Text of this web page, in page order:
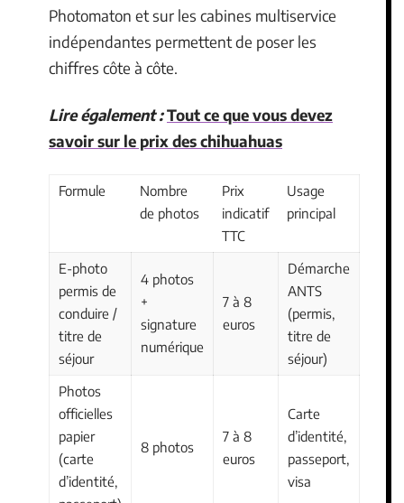
Photomaton et sur les cabines multiservice
indépendantes permettent de poser les
chiffres côte à côte.
Lire également :Tout ce que vous devez
savoir sur le prix des chihuahuas
Formule
Nombre
de photos
Prix
indicatif
TTC
Usage
principal
E-photo
permis de
conduire /
titre de
séjour
4 photos
+
signature
numérique
7 à 8
euros
Démarche
ANTS
(permis,
titre de
séjour)
Photos
officielles
papier
(carte
d’identité,
8 photos
7 à 8
euros
Carte
d’identité,
passeport,
visa